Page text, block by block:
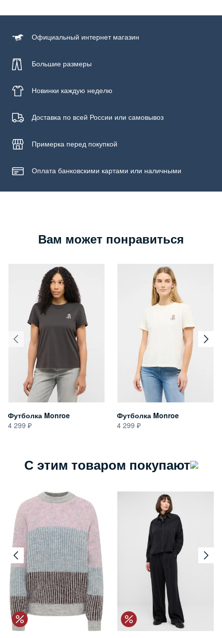
Официальный интернет магазин
Большие размеры
Новинки каждую неделю
Доставка по всей России или самовывоз
Примерка перед покупкой
Оплата банковскими картами или наличными
Вам может понравиться
Футболка Monroe
4 299
Футболка Monroe
4 299
С этим товаром покупают